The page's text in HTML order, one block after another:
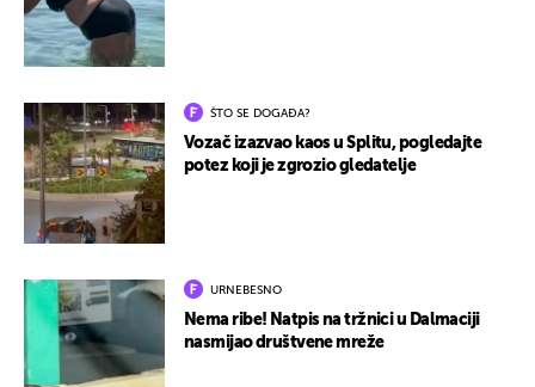
ŠTO SE DOGAĐA?
Vozač izazvao kaos u Splitu, pogledajte
potez koji je zgrozio gledatelje
URNEBESNO
Nema ribe! Natpis na tržnici u Dalmaciji
nasmijao društvene mreže